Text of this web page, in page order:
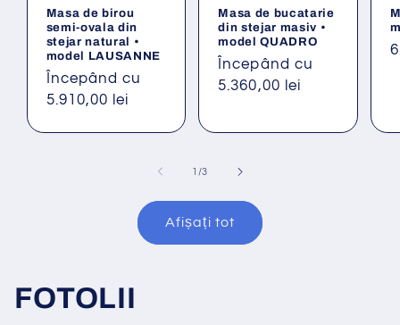
Masa de birou
semi-ovala din
stejar natural •
model LAUSANNE
Preț
obișnuit
Începând cu
5.910,00 lei
Masa de bucatarie
din stejar masiv •
model QUADRO
Preț
obișnuit
Începând cu
5.360,00 lei
1 /din
3
Afișați tot
FOTOLII